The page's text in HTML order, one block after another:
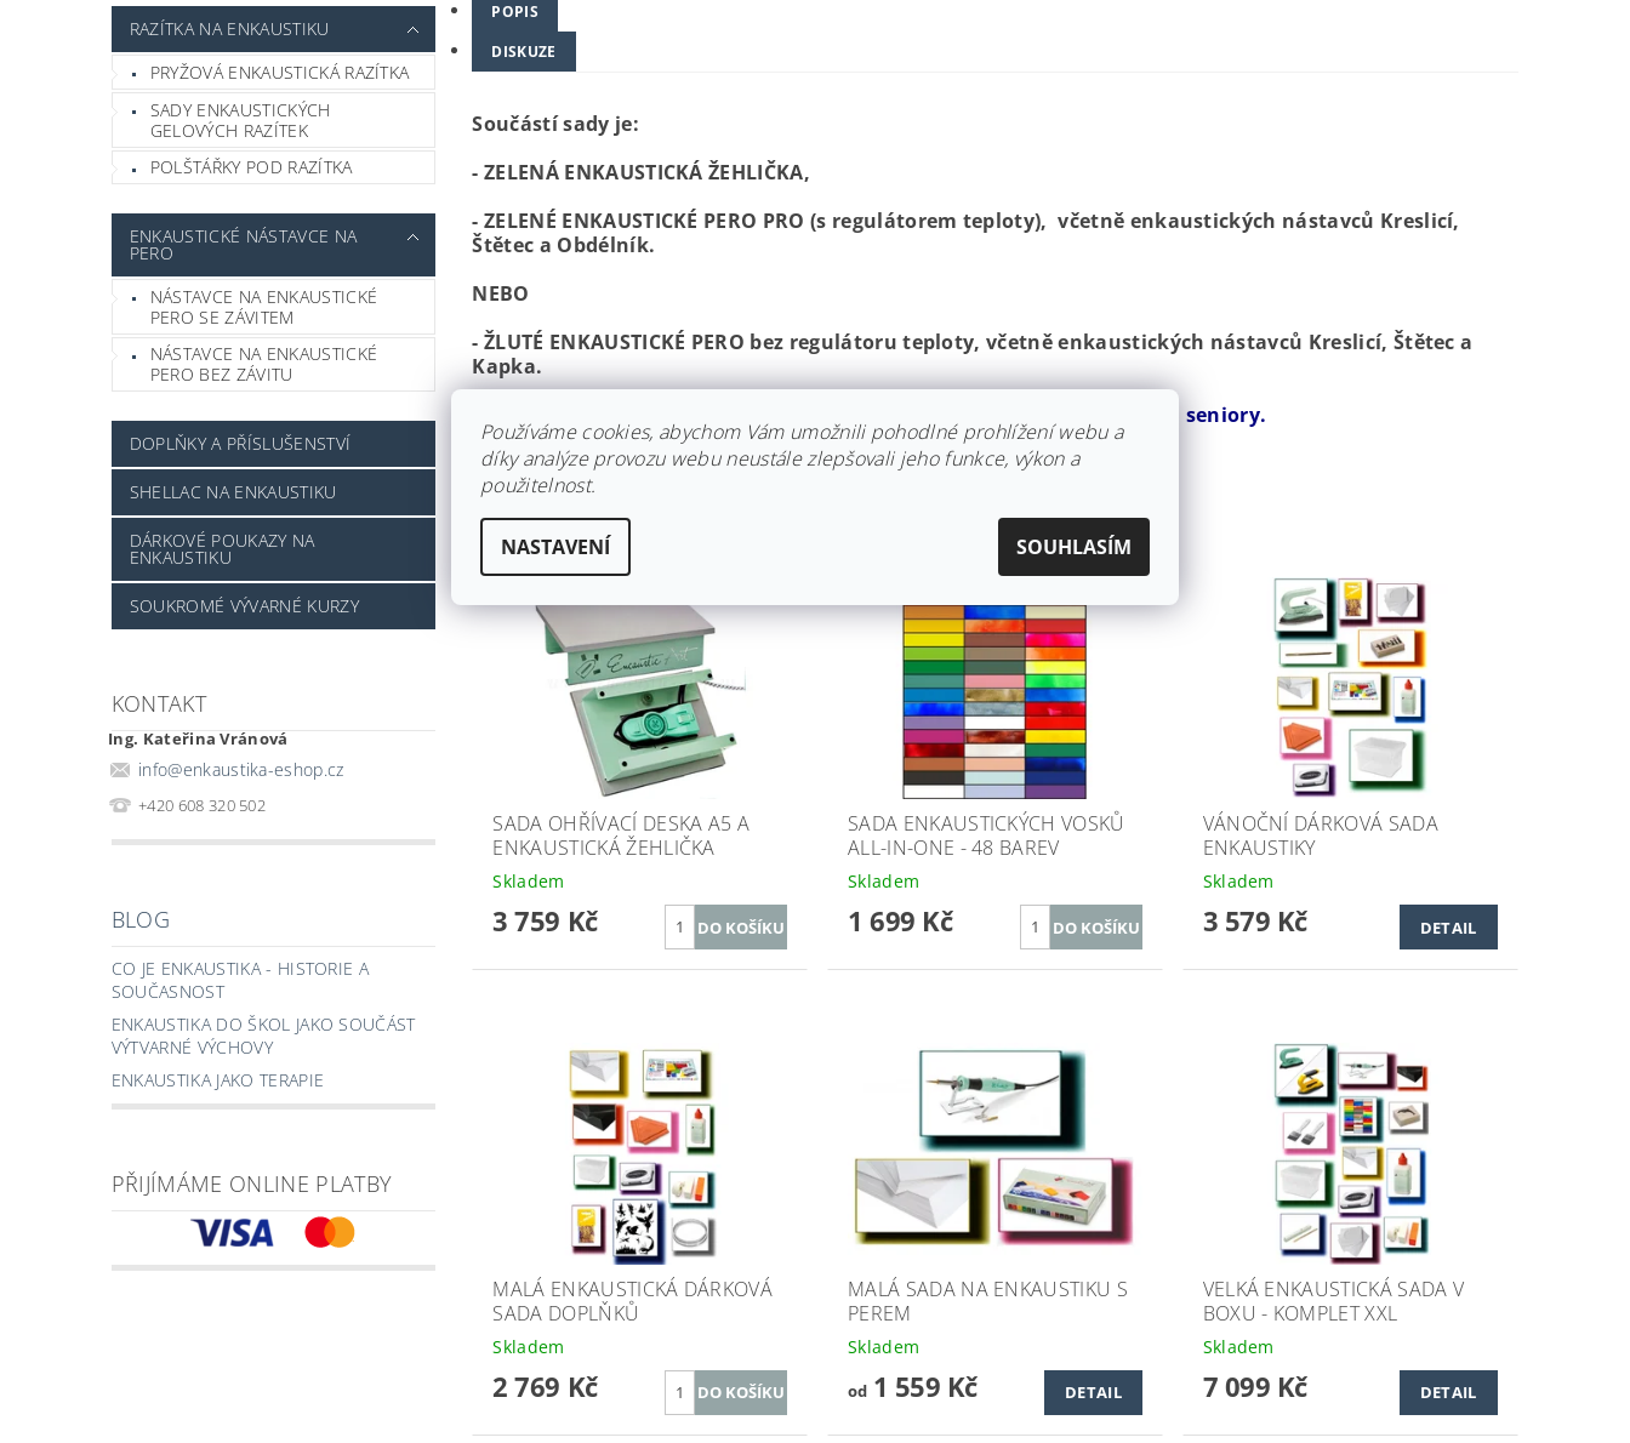
RAZÍTKA NA ENKAUSTIKU
PRYŽOVÁ ENKAUSTICKÁ RAZÍTKA
SADY ENKAUSTICKÝCH
GELOVÝCH RAZÍTEK
POLŠTÁŘKY POD RAZÍTKA
ENKAUSTICKÉ NÁSTAVCE NA
PERO
NÁSTAVCE NA ENKAUSTICKÉ
PERO SE ZÁVITEM
NÁSTAVCE NA ENKAUSTICKÉ
PERO BEZ ZÁVITU
DOPLŇKY A PŘÍSLUŠENSTVÍ
SHELLAC NA ENKAUSTIKU
DÁRKOVÉ POUKAZY NA
ENKAUSTIKU
SOUKROMÉ VÝVARNÉ KURZY
KONTAKT
Ing. Kateřina Vránová
info@enkaustika-eshop.cz
+420 608 320 502
BLOG
CO JE ENKAUSTIKA - HISTORIE A
SOUČASNOST
ENKAUSTIKA DO ŠKOL JAKO SOUČÁST
VÝTVARNÉ VÝCHOVY
ENKAUSTIKA JAKO TERAPIE
PŘIJÍMÁME ONLINE PLATBY
POPIS
DISKUZE
Součástí sady je:
- ZELENÁ ENKAUSTICKÁ ŽEHLIČKA,
- ZELENÉ ENKAUSTICKÉ PERO PRO (s regulátorem teploty), včetně enkaustických nástavců Kreslicí,
Štětec a Obdélník.
NEBO
- ŽLUTÉ ENKAUSTICKÉ PERO bez regulátoru teploty, včetně enkaustických nástavců Kreslicí, Štětec a
Kapka.
Na tento produkt není možné uplatnit 5 % slevu pro školská zařízení a seniory.
PODOBNÉ PRODUKTY
SADA OHŘÍVACÍ DESKA A5 A
ENKAUSTICKÁ ŽEHLIČKA
Skladem
3 759 Kč
SADA ENKAUSTICKÝCH VOSKŮ
ALL-IN-ONE - 48 BAREV
Skladem
1 699 Kč
VÁNOČNÍ DÁRKOVÁ SADA
ENKAUSTIKY
Skladem
3 579 Kč DETAIL
MALÁ ENKAUSTICKÁ DÁRKOVÁ
SADA DOPLŇKŮ
Skladem
2 769 Kč
MALÁ SADA NA ENKAUSTIKU S
PEREM
Skladem
od1 559 Kč DETAIL
VELKÁ ENKAUSTICKÁ SADA V
BOXU - KOMPLET XXL
Skladem
7 099 Kč DETAIL
Používáme cookies, abychom Vám umožnili pohodlné prohlížení webu a
díky analýze provozu webu neustále zlepšovali jeho funkce, výkon a
použitelnost.
NASTAVENÍ SOUHLASÍM